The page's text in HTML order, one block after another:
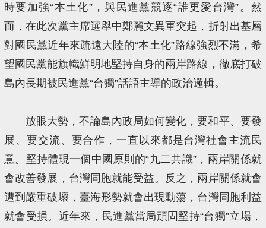
時要加強“本土化”，與民進黨競逐“誰更愛台灣”。然
而，在此次黨主席選舉中鄭麗文異軍突起，折射出基層
對國民黨近年來疏遠大陸的“本土化”路線強烈不滿，希
望國民黨能旗幟鮮明地堅持自身的兩岸路線，徹底打破
島內長期被民進黨“台獨”話語主導的政治邏輯。
放眼大勢，不論島內政局如何變化，要和平、要發
展、要交流、要合作，一直以來都是台灣社會主流民
意。堅持體現一個中國原則的“九二共識”，兩岸關係就
會改善發展，台灣同胞就能受益。反之，兩岸關係就會
遭到嚴重破壞，臺海形勢就會出現動蕩，台灣同胞利益
就會受損。近年來，民進黨當局頑固堅持“台獨”立場，